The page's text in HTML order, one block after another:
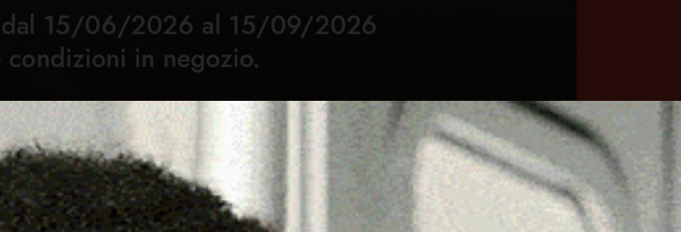
Attualità Sport Cultura Rubriche Necrologie
Numeri
utili
Contatti